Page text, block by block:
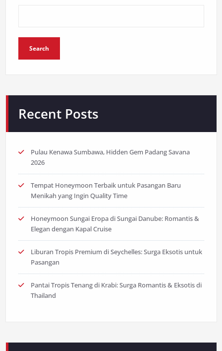
Search
Recent Posts
Pulau Kenawa Sumbawa, Hidden Gem Padang Savana
2026
Tempat Honeymoon Terbaik untuk Pasangan Baru
Menikah yang Ingin Quality Time
Honeymoon Sungai Eropa di Sungai Danube: Romantis &
Elegan dengan Kapal Cruise
Liburan Tropis Premium di Seychelles: Surga Eksotis untuk
Pasangan
Pantai Tropis Tenang di Krabi: Surga Romantis & Eksotis di
Thailand